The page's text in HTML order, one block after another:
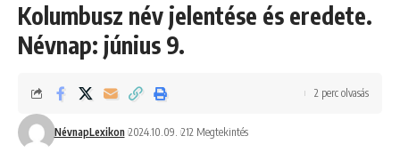
Kolumbusz név jelentése és eredete.
Névnap: június 9.
NévnapLexikon 2024.10.09. 212 Megtekintés
2 perc olvasás